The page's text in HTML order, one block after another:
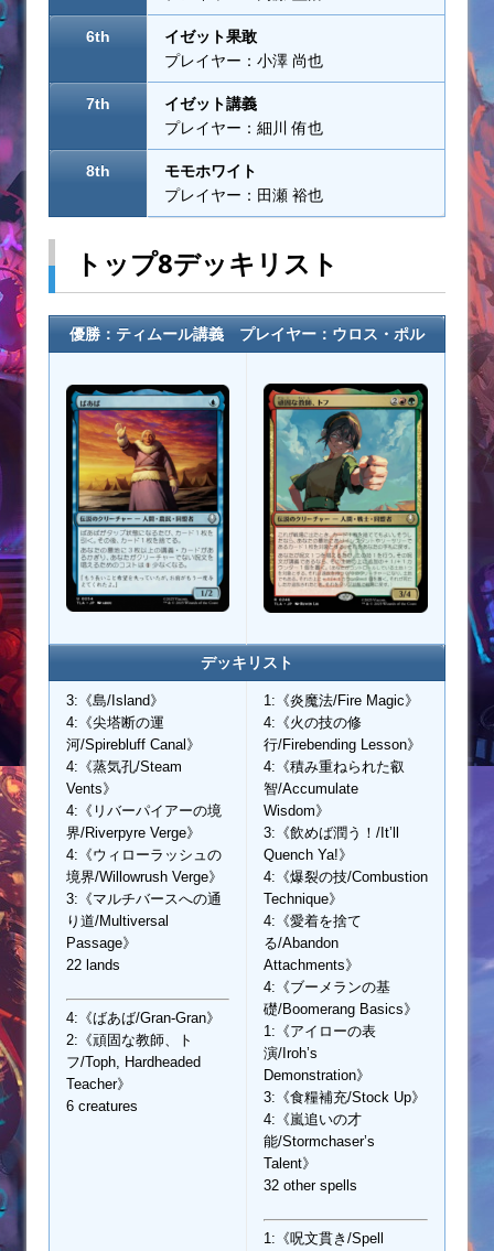
6th
イゼット果敢
プレイヤー：小澤 尚也
7th
イゼット講義
プレイヤー：細川 侑也
8th
モモホワイト
プレイヤー：田瀬 裕也
トップ8デッキリスト
優勝：ティムール講義 プレイヤー：ウロス・ポル
デッキリスト
3:《島/Island》
4:《尖塔断の運
河/Spirebluff Canal》
4:《蒸気孔/Steam
Vents》
4:《リバーパイアーの境
界/Riverpyre Verge》
4:《ウィローラッシュの
境界/Willowrush Verge》
3:《マルチバースへの通
り道/Multiversal
Passage》
22 lands
4:《ばあば/Gran-Gran》
2:《頑固な教師、ト
フ/Toph, Hardheaded
Teacher》
6 creatures
1:《炎魔法/Fire Magic》
4:《火の技の修
行/Firebending Lesson》
4:《積み重ねられた叡
智/Accumulate
Wisdom》
3:《飲めば潤う！/It’ll
Quench Ya!》
4:《爆裂の技/Combustion
Technique》
4:《愛着を捨て
る/Abandon
Attachments》
4:《ブーメランの基
礎/Boomerang Basics》
1:《アイローの表
演/Iroh’s
Demonstration》
3:《食糧補充/Stock Up》
4:《嵐追いの才
能/Stormchaser’s
Talent》
32 other spells
1:《呪文貫き/Spell